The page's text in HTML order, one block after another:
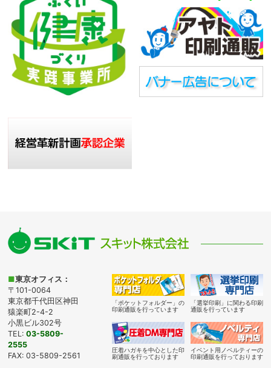
■東京オフィス：
〒101-0064
東京都千代田区神田
猿楽町2-4-2
小黒ビル302号
TEL:03-5809-
2555
FAX: 03-5809-2561
「ポケットフォルダー」の
印刷通販を行っています
「選挙印刷」に関わる印刷
通販を行っています
圧着ハガキを中心とした印
刷通販を行っております
イベント用ノベルティーの
印刷通販を行っております